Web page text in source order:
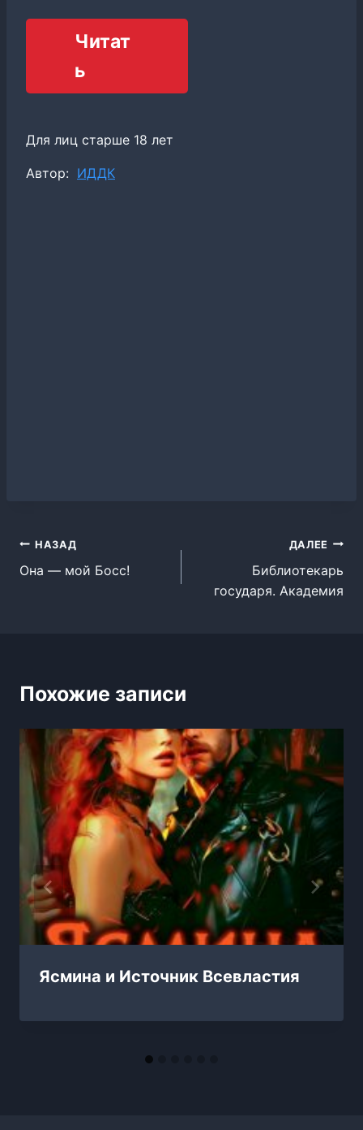
Читат
ь
Для лиц старше 18 лет
Метки
Автор: ИДДК
Навигация
по
НАЗАД
Она — мой Босс!
ДАЛЕЕ
Библиотекарь
государя. Академия
Похожие записи
Ясмина и Источник Всевластия